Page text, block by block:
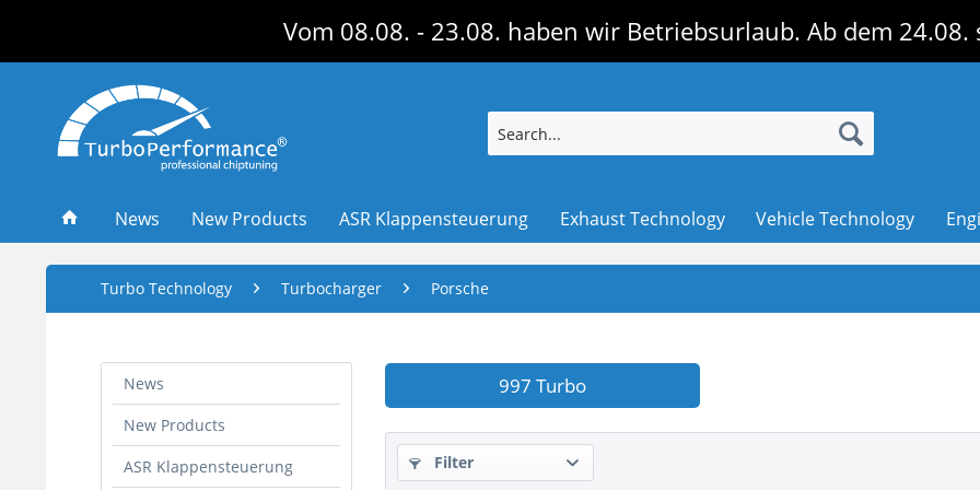
Vom 08.08. - 23.08. haben wir Betriebsurlaub. Ab dem
News New Products ASR Klappensteuerung Exhaust Technology Vehicle Technology
Turbo Technology Turbocharger Porsche
News
New Products
ASR Klappensteuerung
997 Turbo
Filter